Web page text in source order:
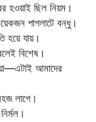
হওয়াই ছিল নিয়ম।
পাগলাটে বন্ধু।
হয়ে যায়।
বিশেষ।
আমাদের
লাগে।